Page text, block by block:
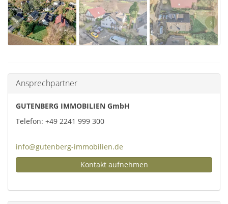
Ansprechpartner
GUTENBERG IMMOBILIEN GmbH
Telefon: +49 2241 999 300
info@gutenberg-immobilien.de
Kontakt aufnehmen